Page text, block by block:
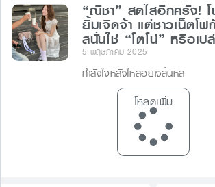
“ณิชา” สดใสอีกครั้ง!
ยิ้มเจิดจ้า แต่ชาวเน็ตโ
สนั่นใช่ “โตโน่” หรือเป
5 พฤษภาคม 2025
กำลังใจหลั่งไหลอย่างล้นหล
โหลดเพิ่ม